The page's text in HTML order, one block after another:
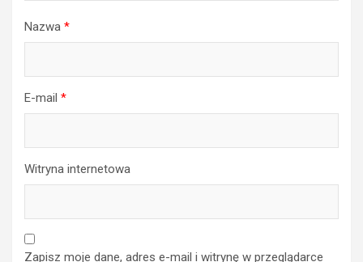
Nazwa *
E-mail *
Witryna internetowa
Zapisz moje dane, adres e-mail i witrynę w przeglądarce